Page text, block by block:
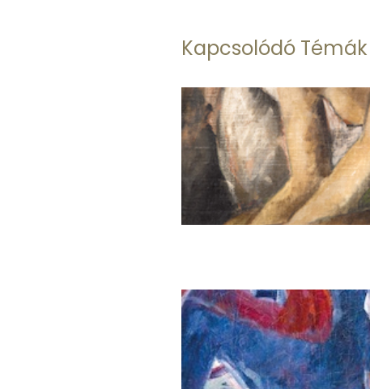
Kapcsolódó Témák